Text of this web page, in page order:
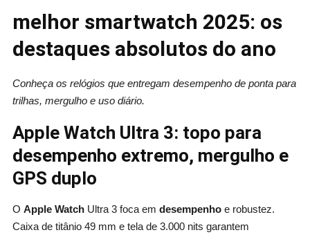
melhor smartwatch 2025: os
destaques absolutos do ano
Conheça os relógios que entregam desempenho de ponta para
trilhas, mergulho e uso diário.
Apple Watch Ultra 3: topo para
desempenho extremo, mergulho e
GPS duplo
O Apple WatchUltra 3 foca em desempenhoe robustez.
Caixa de titânio 49 mm e tela de 3.000 nits garantem